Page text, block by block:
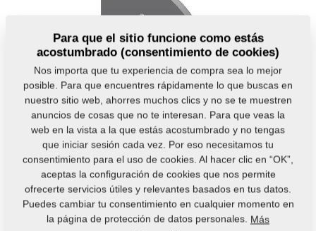
A
descargar
Código del producto: m81230104-235
Para que el sitio funcione como estás
acostumbrado (consentimiento de cookies)
Nos importa que tu experiencia de compra sea lo mejor
posible. Para que encuentres rápidamente lo que buscas en
nuestro sitio web, ahorres muchos clics y no se te muestren
anuncios de cosas que no te interesan. Para que veas la
web en la vista a la que estás acostumbrado y no tengas
que iniciar sesión cada vez. Por eso necesitamos tu
consentimiento para el uso de cookies. Al hacer clic en “OK”,
aceptas la configuración de cookies que nos permite
ofrecerte servicios útiles y relevantes basados en tus datos.
Puedes cambiar tu consentimiento en cualquier momento en
la página de protección de datos personales. Más